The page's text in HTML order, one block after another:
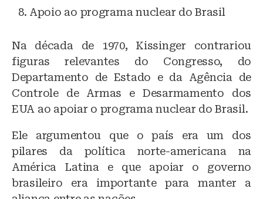
Apoio ao programa nuclear do Brasil
Na década de 1970, Kissinger contrariou
figuras relevantes do Congresso, do
Departamento de Estado e da Agência de
Controle de Armas e Desarmamento dos
EUA ao apoiar o programa nuclear do Brasil.
Ele argumentou que o país era um dos
pilares da política norte-americana na
América Latina e que apoiar o governo
brasileiro era importante para manter a